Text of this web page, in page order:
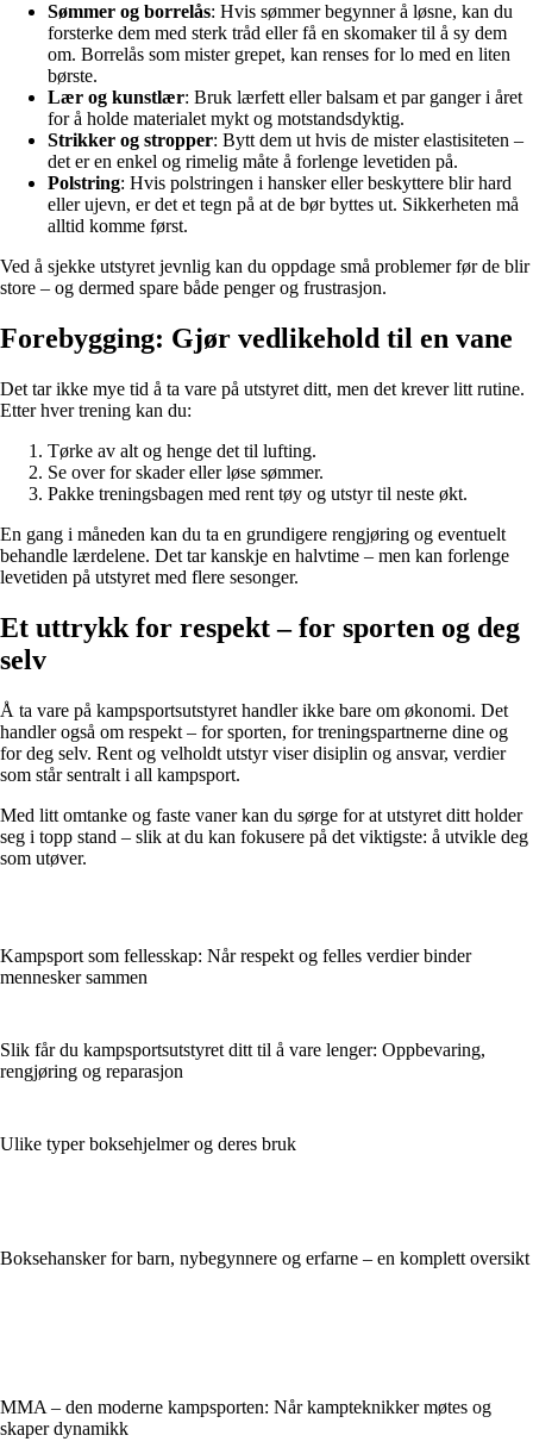
Sømmer og borrelås: Hvis sømmer begynner å løsne, kan du
forsterke dem med sterk tråd eller få en skomaker til å sy dem
om. Borrelås som mister grepet, kan renses for lo med en liten
børste.
Lær og kunstlær: Bruk lærfett eller balsam et par ganger i året
for å holde materialet mykt og motstandsdyktig.
Strikker og stropper: Bytt dem ut hvis de mister elastisiteten –
det er en enkel og rimelig måte å forlenge levetiden på.
Polstring: Hvis polstringen i hansker eller beskyttere blir hard
eller ujevn, er det et tegn på at de bør byttes ut. Sikkerheten må
alltid komme først.
Ved å sjekke utstyret jevnlig kan du oppdage små problemer før de blir
store – og dermed spare både penger og frustrasjon.
Forebygging: Gjør vedlikehold til en vane
Det tar ikke mye tid å ta vare på utstyret ditt, men det krever litt rutine.
Etter hver trening kan du:
Tørke av alt og henge det til lufting.
Se over for skader eller løse sømmer.
Pakke treningsbagen med rent tøy og utstyr til neste økt.
En gang i måneden kan du ta en grundigere rengjøring og eventuelt
behandle lærdelene. Det tar kanskje en halvtime – men kan forlenge
levetiden på utstyret med flere sesonger.
Et uttrykk for respekt – for sporten og deg
selv
Å ta vare på kampsportsutstyret handler ikke bare om økonomi. Det
handler også om respekt – for sporten, for treningspartnerne dine og
for deg selv. Rent og velholdt utstyr viser disiplin og ansvar, verdier
som står sentralt i all kampsport.
Med litt omtanke og faste vaner kan du sørge for at utstyret ditt holder
seg i topp stand – slik at du kan fokusere på det viktigste: å utvikle deg
som utøver.
Kampsport som fellesskap: Når respekt og felles verdier binder
mennesker sammen
Slik får du kampsportsutstyret ditt til å vare lenger: Oppbevaring,
rengjøring og reparasjon
Ulike typer boksehjelmer og deres bruk
Boksehansker for barn, nybegynnere og erfarne – en komplett oversikt
MMA – den moderne kampsporten: Når kampteknikker møtes og
skaper dynamikk